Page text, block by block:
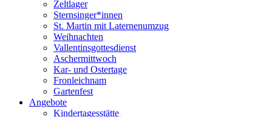
Zeltlager
Sternsinger*innen
St. Martin mit Laternenumzug
Weihnachten
Vallentinsgottesdienst
Aschermittwoch
Kar- und Ostertage
Fronleichnam
Gartenfest
Angebote
Kindertagesstätte